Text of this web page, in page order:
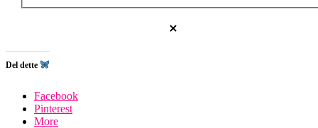
Del dette
Facebook
Pinterest
More